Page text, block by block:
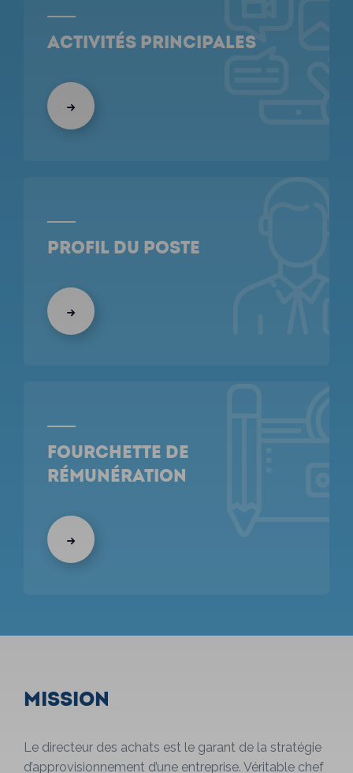
Activités Principales
Profil du poste
Fourchette de
rémunération
Mission
Le directeur des achats est le garant de la stratégie
d’approvisionnement d’une entreprise. Véritable chef